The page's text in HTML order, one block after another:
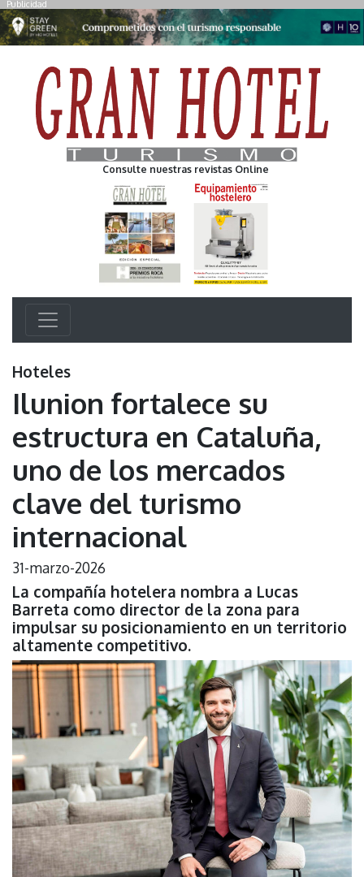
Publicidad
Consulte nuestras revistas Online
Hoteles
Ilunion fortalece su
estructura en Cataluña,
uno de los mercados
clave del turismo
internacional
31-marzo-2026
La compañía hotelera nombra a Lucas
Barreta como director de la zona para
impulsar su posicionamiento en un territorio
altamente competitivo.